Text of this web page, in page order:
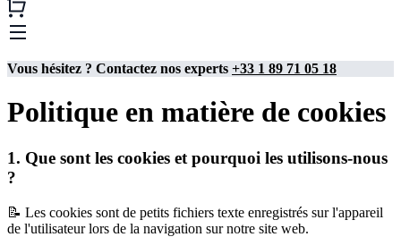
Vous hésitez ? Contactez nos experts +33 1 89 71 05 18
Politique en matière de cookies
1. Que sont les cookies et pourquoi les utilisons-nous
?
📝 Les cookies sont de petits fichiers texte enregistrés sur l'appareil
de l'utilisateur lors de la navigation sur notre site web.